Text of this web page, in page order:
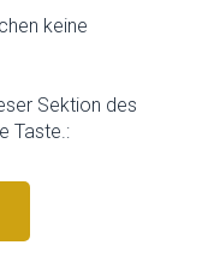
keine
Sektion des
Taste.: